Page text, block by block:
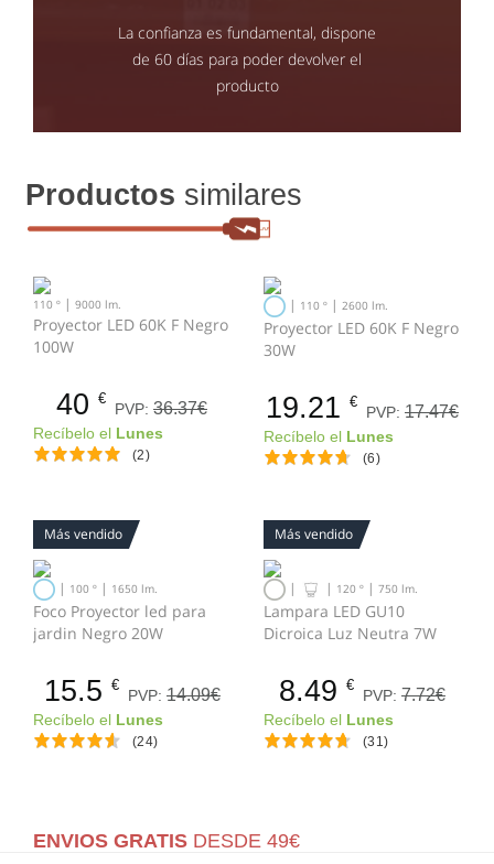
La confianza es fundamental, dispone
de 60 días para poder devolver el
producto
Productos similares
110 º | 9000 lm.
Proyector LED 60K F Negro
100W
40 €
PVP: 36.37€
Recíbelo el Lunes
(2)
| 110 º | 2600 lm.
Proyector LED 60K F Negro
30W
19.21 €
PVP: 17.47€
Recíbelo el Lunes
(6)
Más vendido
| 100 º | 1650 lm.
Foco Proyector led para
jardin Negro 20W
15.5 €
PVP: 14.09€
Recíbelo el Lunes
(24)
Más vendido
| | 120 º | 750 lm.
Lampara LED GU10
Dicroica Luz Neutra 7W
8.49 €
PVP: 7.72€
Recíbelo el Lunes
(31)
ENVIOS GRATIS DESDE 49€